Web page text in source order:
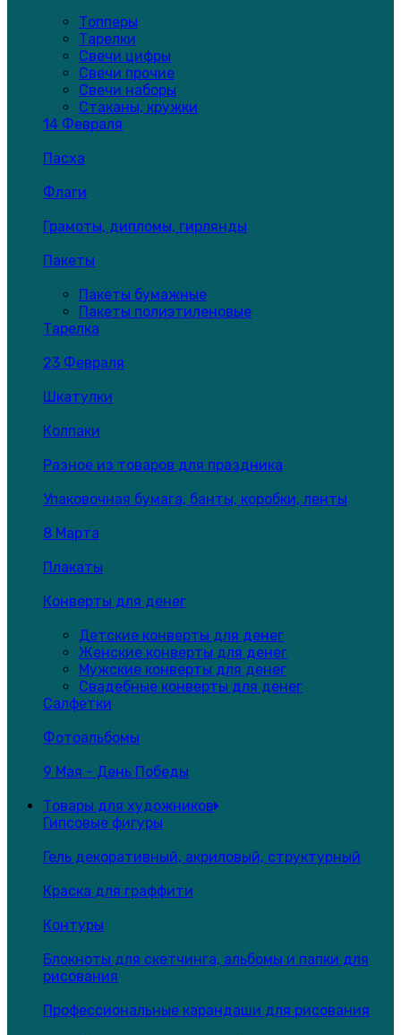
Топперы
Тарелки
Свечи цифры
Свечи прочие
Свечи наборы
Стаканы, кружки
14 Февраля
Пасха
Флаги
Грамоты, дипломы, гирлянды
Пакеты
Пакеты бумажные
Пакеты полиэтиленовые
Тарелка
23 Февраля
Шкатулки
Колпаки
Разное из товаров для праздника
Упаковочная бумага, банты, коробки, ленты
8 Марта
Плакаты
Конверты для денег
Детские конверты для денег
Женские конверты для денег
Мужские конверты для денег
Свадебные конверты для денег
Салфетки
Фотоальбомы
9 Мая - День Победы
Товары для художников
Гипсовые фигуры
Гель декоративный, акриловый, структурный
Краска для граффити
Контуры
Блокноты для скетчинга, альбомы и папки для
рисования
Профессиональные карандаши для рисования